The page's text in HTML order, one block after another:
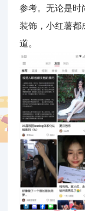
参考。无论是
装饰，小红薯
道。